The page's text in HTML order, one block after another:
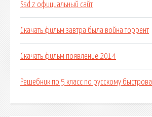
Ssd z официальный сайт
Скачать фильм завтра была война торрент
Скачать фильм появление 2014
Решебник по 5 класс по русскому быстрова